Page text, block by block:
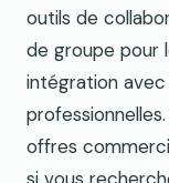
outils de
de groupe pour
intégration
offres